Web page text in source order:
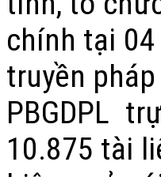
chính tại
truyền
PBGDPL
10.875 tài